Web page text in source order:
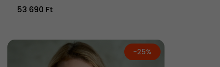
53 690 Ft
-25%